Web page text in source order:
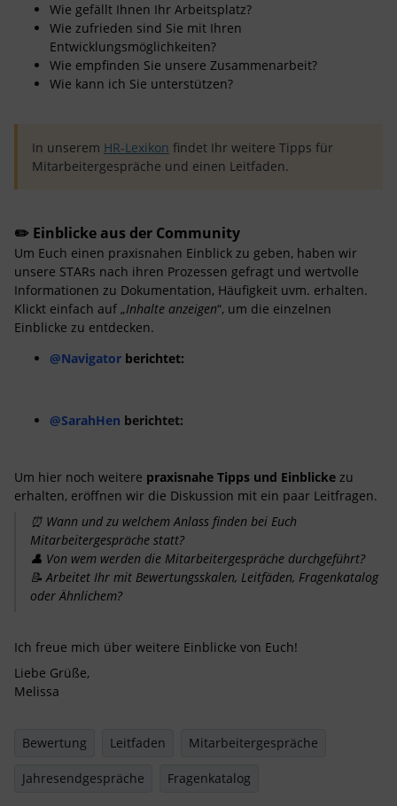
Wie gefällt Ihnen Ihr Arbeitsplatz?
Wie zufrieden sind Sie mit Ihren
Entwicklungsmöglichkeiten?
Wie empfinden Sie unsere Zusammenarbeit?
Wie kann ich Sie unterstützen?
In unserem HR-Lexikon findet Ihr weitere Tipps für
Mitarbeitergespräche und einen Leitfaden.
✏️ Einblicke aus der Community
Um Euch einen praxisnahen Einblick zu geben, haben wir
unsere STARs nach ihren Prozessen gefragt und wertvolle
Informationen zu Dokumentation, Häufigkeit uvm. erhalten.
Klickt einfach auf „Inhalte anzeigen“, um die einzelnen
Einblicke zu entdecken.
@Navigator berichtet:
@SarahHen berichtet:
Um hier noch weitere praxisnahe Tipps und Einblicke zu
erhalten, eröffnen wir die Diskussion mit ein paar Leitfragen.
⏰ Wann und zu welchem Anlass finden bei Euch
Mitarbeitergespräche statt?
👤 Von wem werden die Mitarbeitergespräche durchgeführt?
📝 Arbeitet Ihr mit Bewertungsskalen, Leitfäden, Fragenkatalog
oder Ähnlichem?
Ich freue mich über weitere Einblicke von Euch!
Liebe Grüße,
Melissa
Bewertung Leitfaden Mitarbeitergespräche
Jahresendgespräche Fragenkatalog